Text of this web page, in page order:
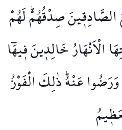
الصَّادِق۪ينَ صِدْقُهُمْۜ لَهُمْ
خَالِد۪ينَ ف۪يهَٓا
عَنْهُۜ ذٰلِكَ الْفَوْزُ